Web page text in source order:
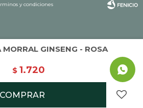
MORRAL GINSENG - ROSA
$ 1.720
COMPRAR
y condiciones
Fenicio